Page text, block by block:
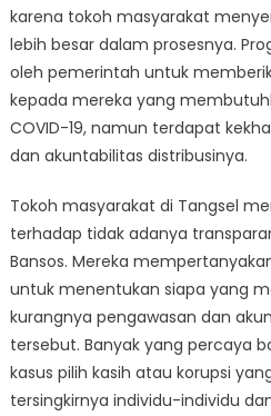
karena tokoh masyarakat
lebih besar dalam prosesnya.
oleh pemerintah untuk
kepada mereka yang
COVID-19, namun terdapat
dan akuntabilitas distribusinya.
Tokoh masyarakat di Tangsel
terhadap tidak adanya
Bansos. Mereka
untuk menentukan siapa yang
kurangnya pengawasan dan
tersebut. Banyak yang percaya
kasus pilih kasih atau korupsi
tersingkirnya individu-individu